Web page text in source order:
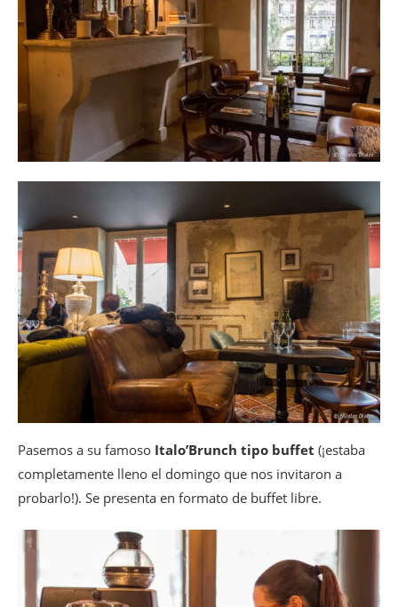
Pasemos a su famoso Italo’Brunch tipo buffet (¡estaba
completamente lleno el domingo que nos invitaron a
probarlo!). Se presenta en formato de buffet libre.